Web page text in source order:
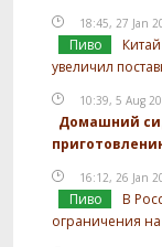
18:45, 27 Jan
Пиво
увеличил
10:39, 5 Aug
Домашний
16:12, 26 Jan
Пиво
В
ограничения